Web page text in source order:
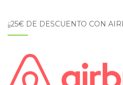
¡¡25€ DE DESCUENTO CON